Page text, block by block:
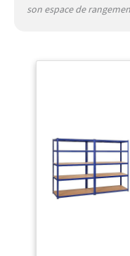
son espace de